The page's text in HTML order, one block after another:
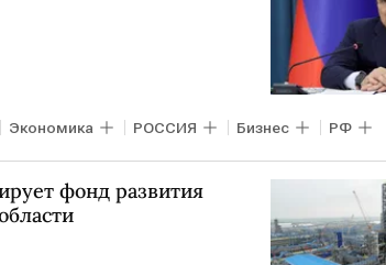
Экономика РОССИЯ Бизнес РФ
фонд развития